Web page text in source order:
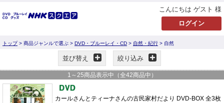
こんにちは ゲスト 様
トップ> 商品ジャンルで選ぶ > DVD・ブルーレイ・CD > 自然・紀行 > 自然
並び替え 絞り込み
1 ～ 25商品表示中（全42商品中）
カールさんとティーナさんの古民家村だより DVD-BOX 全3枚